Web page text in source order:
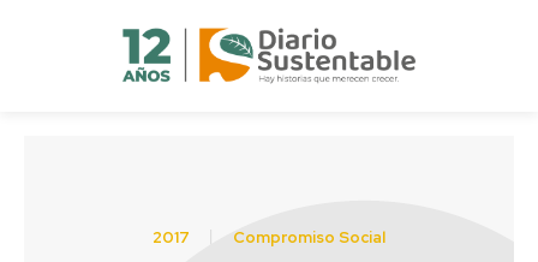
2017 Compromiso Social